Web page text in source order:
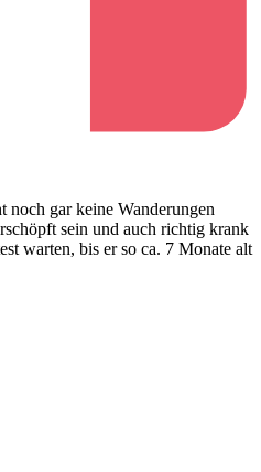
gar keine Wanderungen
sein und auch richtig krank
warten, bis er so ca. 7 Monate alt